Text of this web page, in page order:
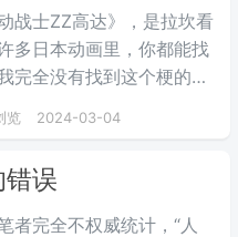
战士ZZ高达》，是拉坎看
多日本动画里，你都能找
完全没有找到这个梗的笑
览 2024-03-04
误
者完全不权威统计，“人